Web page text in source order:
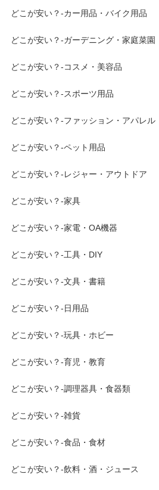
どこが安い？-カー用品・バイク用品
どこが安い？-ガーデニング・家庭菜園
どこが安い？-コスメ・美容品
どこが安い？-スポーツ用品
どこが安い？-ファッション・アパレル
どこが安い？-ペット用品
どこが安い？-レジャー・アウトドア
どこが安い？-家具
どこが安い？-家電・OA機器
どこが安い？-工具・DIY
どこが安い？-文具・書籍
どこが安い？-日用品
どこが安い？-玩具・ホビー
どこが安い？-育児・教育
どこが安い？-調理器具・食器類
どこが安い？-雑貨
どこが安い？-食品・食材
どこが安い？-飲料・酒・ジュース